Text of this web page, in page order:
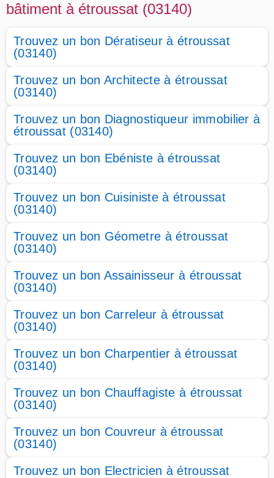
bâtiment à étroussat (03140)
Trouvez un bon Dératiseur à étroussat
(03140)
Trouvez un bon Architecte à étroussat
(03140)
Trouvez un bon Diagnostiqueur immobilier à
étroussat (03140)
Trouvez un bon Ebéniste à étroussat
(03140)
Trouvez un bon Cuisiniste à étroussat
(03140)
Trouvez un bon Géometre à étroussat
(03140)
Trouvez un bon Assainisseur à étroussat
(03140)
Trouvez un bon Carreleur à étroussat
(03140)
Trouvez un bon Charpentier à étroussat
(03140)
Trouvez un bon Chauffagiste à étroussat
(03140)
Trouvez un bon Couvreur à étroussat
(03140)
Trouvez un bon Electricien à étroussat